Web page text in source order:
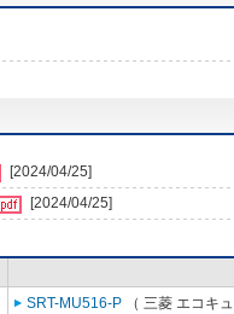
[2024/04/25]
[2024/04/25]
SRT-MU516-P （ 三菱 エコキ